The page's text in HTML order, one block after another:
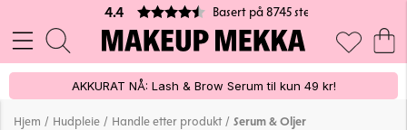
4.4 Basert på 8745 stemmer
AKKURAT NÅ: Lash & Brow Serum til kun 49 kr!
Hjem / Hudpleie / Handle etter produkt / Serum & Oljer